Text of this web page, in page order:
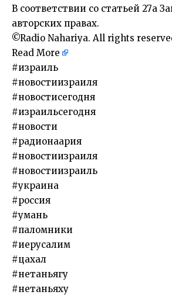
В соответствии со статьей 27a
авторских правах.
©Radio Nahariya. All rights
Read More
​#израиль
#новостиизраиля
#новостисегодня
#израильсегодня
#новости
#радионаария
#новостиизраиля
#новостиизраиль
#украина
#россия
#умань
#паломники
#иерусалим
#цахал
#нетаньягу
#нетаньяху